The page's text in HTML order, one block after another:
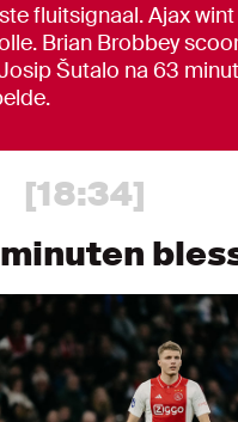
fluitsignaal. Ajax
Brian Brobbey
Šutalo na 63
[18:34]